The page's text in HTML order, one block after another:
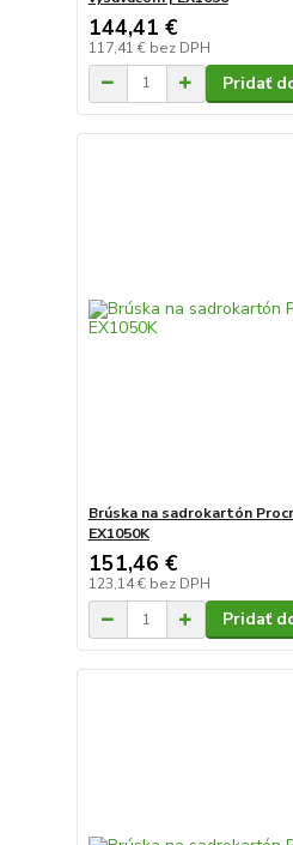
144,41 €
117,41 € bez DPH
Pridať
Brúska na sadrokartón
EX1050K
151,46 €
123,14 € bez DPH
Pridať